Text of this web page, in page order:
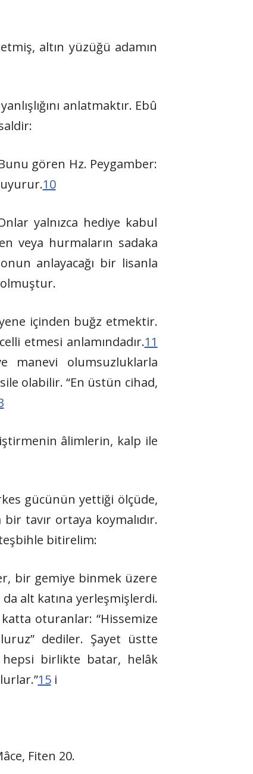
altın yüzüğü adamın
anlatmaktır. Ebû
gören Hz. Peygamber:
10
yalnızca hediye kabul
veya hurmaların sadaka
anlayacağı bir lisanla
içinden buğz etmektir.
etmesi anlamındadır.11
manevi olumsuzluklarla
olabilir. “En üstün cihad,
âlimlerin, kalp ile
gücünün yettiği ölçüde,
tavır ortaya koymalıdır.
bitirelim:
bir gemiye binmek üzere
alt katına yerleşmişlerdi.
oturanlar: “Hissemize
dediler. Şayet üstte
birlikte batar, helâk
15i
Fiten 20.